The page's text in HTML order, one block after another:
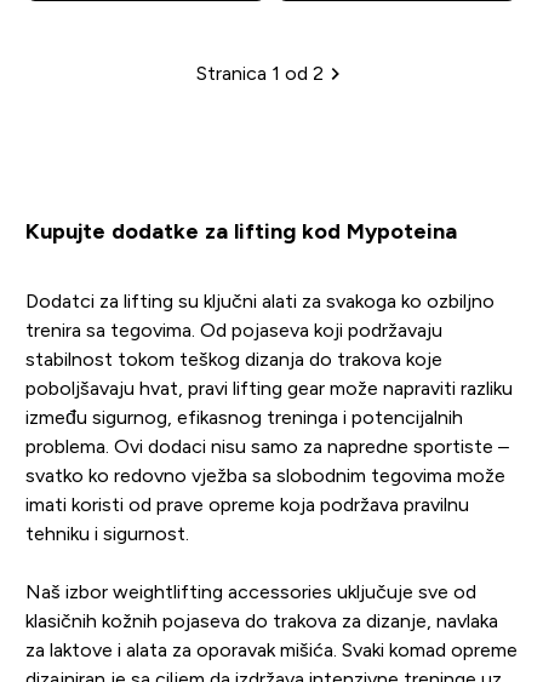
Paginacija
Stranica 1 od 2
Kupujte dodatke za lifting kod Mypoteina
Dodatci za lifting su ključni alati za svakoga ko ozbiljno
trenira sa tegovima. Od pojaseva koji podržavaju
stabilnost tokom teškog dizanja do trakova koje
poboljšavaju hvat, pravi lifting gear može napraviti razliku
između sigurnog, efikasnog treninga i potencijalnih
problema. Ovi dodaci nisu samo za napredne sportiste –
svatko ko redovno vježba sa slobodnim tegovima može
imati koristi od prave opreme koja podržava pravilnu
tehniku i sigurnost.
Naš izbor weightlifting accessories uključuje sve od
klasičnih kožnih pojaseva do trakova za dizanje, navlaka
za laktove i alata za oporavak mišića. Svaki komad opreme